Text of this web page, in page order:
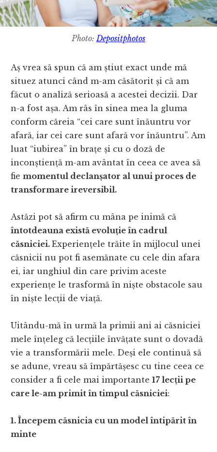
Photo:Depositphotos
Aș vrea să spun că am știut exact unde mă
situez atunci când m-am căsătorit și că am
făcut o analiză serioasă a acestei decizii. Dar
n-a fost așa. Am râs în sinea mea la gluma
conform căreia “cei care sunt înăuntru vor
afară, iar cei care sunt afară vor înăuntru”. Am
luat “iubirea” în brațe și cu o doză de
inconștiență m-am avântat în ceea ce avea să
fiemomentul declanșator al unui proces de
transformare ireversibil.
Astăzi pot să afirm cu mâna pe inimă că
întotdeauna există evoluție în cadrul
căsniciei.Experiențele trăite în mijlocul unei
căsnicii nu pot fi asemănate cu cele din afara
ei, iar unghiul din care privim aceste
experiențe le trasformă în niște obstacole sau
în niște lecții de viață.
Uitându-mă în urmă la primii ani ai căsniciei
mele înțeleg că lecțiile învățate sunt o dovadă
vie a transformării mele. Deși ele continuă să
se adune, vreau să împărtășesc cu tine ceea ce
consider a fi cele mai importante17 lecții pe
care le-am primit în timpul căsniciei:
1. Începem căsnicia cu un model întipărit în
minte